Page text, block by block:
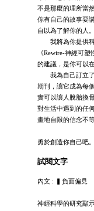
不是那麼的理所當
你有自己的故事要
自以為了解你的人。
我將為你提供科
《Rewire-神經可
的建議，是你可以
我為自己訂立了
期刊，讓它成為每
實可以讓人脫胎換
對生活中遇到的任
畫地自限的信念不
勇於創造你自己吧。
試閱文字
內文 : ▍負面偏見
神經科學的研究顯